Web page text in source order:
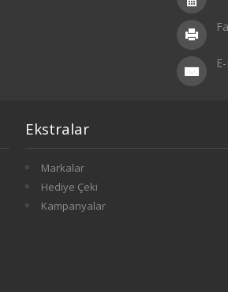
Ekstralar
Markalar
Hediye Çeki
Kampanyalar